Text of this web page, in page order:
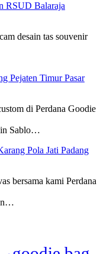
RSUD Balaraja
desain tas souvenir
Pejaten Timur Pasar
di Perdana Goodie
Sablo…
Pola Jati Padang
bersama kami Perdana